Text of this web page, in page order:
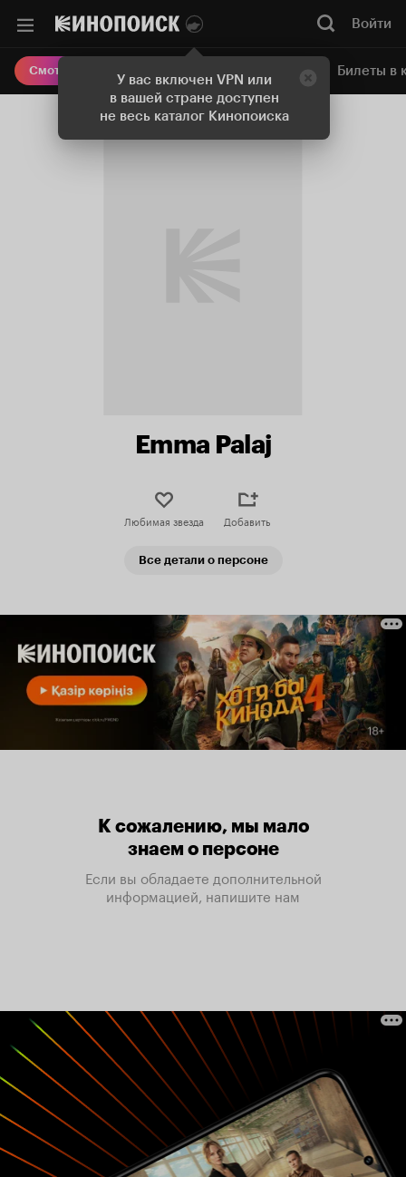
У вас включен VPN или
в вашей стране доступен
не весь каталог Кинопоиска
Войти
Смотреть кино Онлайн-кинотеатр Билеты в
Emma Palaj
Любимая звезда Добавить
Все детали о персоне
К сожалению, мы мало
знаем о персоне
Если вы обладаете дополнительной
информацией, напишите нам